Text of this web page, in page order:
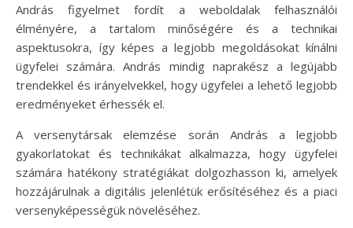
András figyelmet fordít a weboldalak felhasználói
élményére, a tartalom minőségére és a technikai
aspektusokra, így képes a legjobb megoldásokat kínálni
ügyfelei számára. András mindig naprakész a legújabb
trendekkel és irányelvekkel, hogy ügyfelei a lehető legjobb
eredményeket érhessék el.
A versenytársak elemzése során András a legjobb
gyakorlatokat és technikákat alkalmazza, hogy ügyfelei
számára hatékony stratégiákat dolgozhasson ki, amelyek
hozzájárulnak a digitális jelenlétük erősítéséhez és a piaci
versenyképességük növeléséhez.